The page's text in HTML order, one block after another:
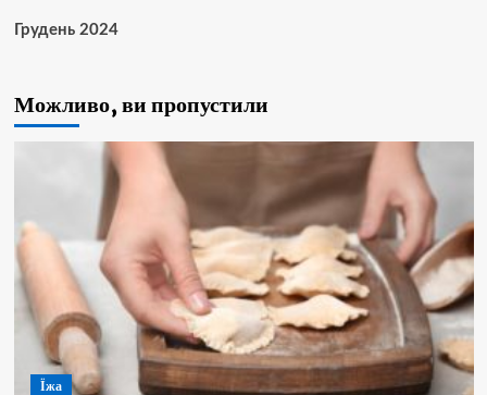
Грудень 2024
Можливо, ви пропустили
Їжа